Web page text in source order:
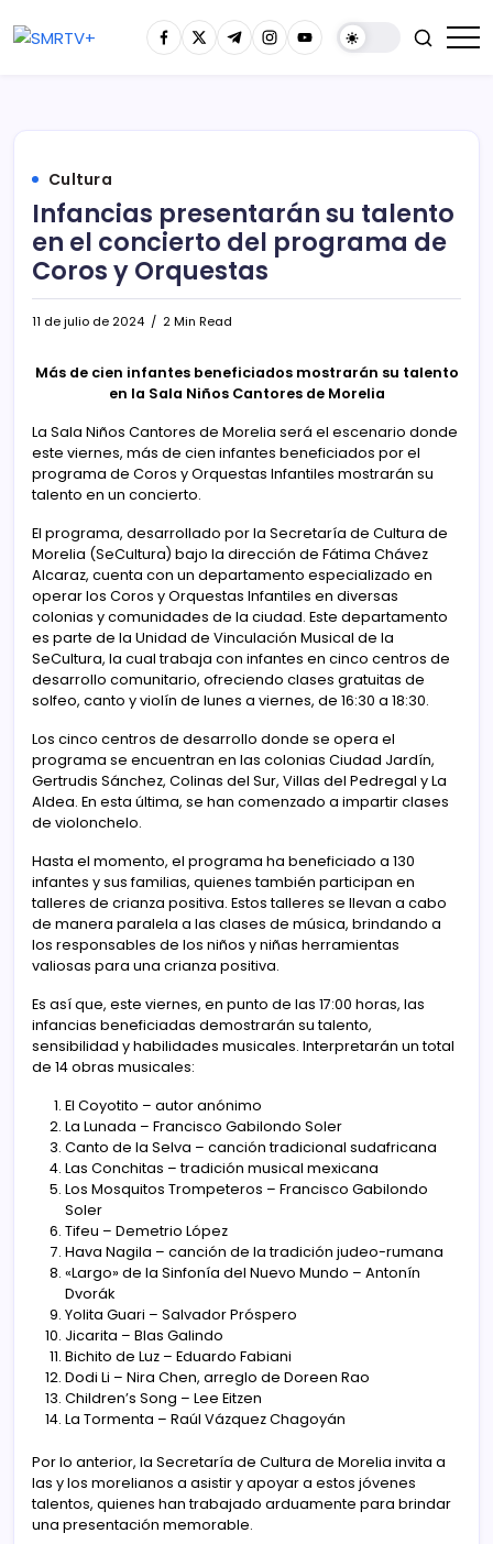
Cultura
Infancias presentarán su talento
en el concierto del programa de
Coros y Orquestas
11 de julio de 2024 2 Min Read
Más de cien infantes beneficiados mostrarán su talento
en la Sala Niños Cantores de Morelia
La Sala Niños Cantores de Morelia será el escenario donde
este viernes, más de cien infantes beneficiados por el
programa de Coros y Orquestas Infantiles mostrarán su
talento en un concierto.
El programa, desarrollado por la Secretaría de Cultura de
Morelia (SeCultura) bajo la dirección de Fátima Chávez
Alcaraz, cuenta con un departamento especializado en
operar los Coros y Orquestas Infantiles en diversas
colonias y comunidades de la ciudad. Este departamento
es parte de la Unidad de Vinculación Musical de la
SeCultura, la cual trabaja con infantes en cinco centros de
desarrollo comunitario, ofreciendo clases gratuitas de
solfeo, canto y violín de lunes a viernes, de 16:30 a 18:30.
Los cinco centros de desarrollo donde se opera el
programa se encuentran en las colonias Ciudad Jardín,
Gertrudis Sánchez, Colinas del Sur, Villas del Pedregal y La
Aldea. En esta última, se han comenzado a impartir clases
de violonchelo.
Hasta el momento, el programa ha beneficiado a 130
infantes y sus familias, quienes también participan en
talleres de crianza positiva. Estos talleres se llevan a cabo
de manera paralela a las clases de música, brindando a
los responsables de los niños y niñas herramientas
valiosas para una crianza positiva.
Es así que, este viernes, en punto de las 17:00 horas, las
infancias beneficiadas demostrarán su talento,
sensibilidad y habilidades musicales. Interpretarán un total
de 14 obras musicales:
El Coyotito – autor anónimo
La Lunada – Francisco Gabilondo Soler
Canto de la Selva – canción tradicional sudafricana
Las Conchitas – tradición musical mexicana
Los Mosquitos Trompeteros – Francisco Gabilondo
Soler
Tifeu – Demetrio López
Hava Nagila – canción de la tradición judeo-rumana
«Largo» de la Sinfonía del Nuevo Mundo – Antonín
Dvorák
Yolita Guari – Salvador Próspero
Jicarita – Blas Galindo
Bichito de Luz – Eduardo Fabiani
Dodi Li – Nira Chen, arreglo de Doreen Rao
Children’s Song – Lee Eitzen
La Tormenta – Raúl Vázquez Chagoyán
Por lo anterior, la Secretaría de Cultura de Morelia invita a
las y los morelianos a asistir y apoyar a estos jóvenes
talentos, quienes han trabajado arduamente para brindar
una presentación memorable.